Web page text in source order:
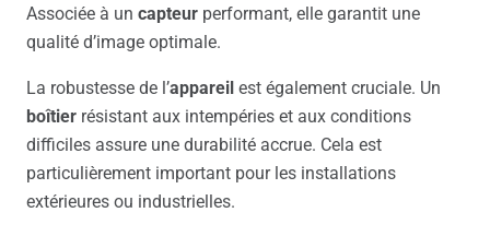
Associée à un capteur performant, elle garantit une
qualité d’image optimale.
La robustesse de l’appareil est également cruciale. Un
boîtier résistant aux intempéries et aux conditions
difficiles assure une durabilité accrue. Cela est
particulièrement important pour les installations
extérieures ou industrielles.